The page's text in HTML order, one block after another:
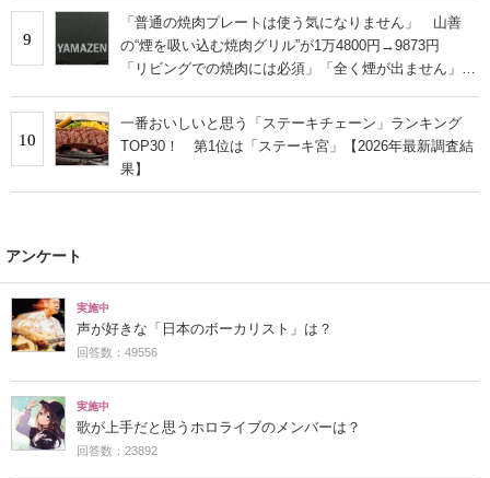
9
「普通の焼肉プレートは使う気になりません」 山善
の“煙を吸い込む焼肉グリル”が1万4800円→9873円
「リビングでの焼肉には必須」「全く煙が出ません」と
10
一番おいしいと思う「ステーキチェーン」ランキング
TOP30！ 第1位は「ステーキ宮」【2026年最新調査結
果】
アンケート
実施中
声が好きな「日本のボーカリスト」は？
回答数：49556
実施中
歌が上手だと思うホロライブのメンバーは？
回答数：23892